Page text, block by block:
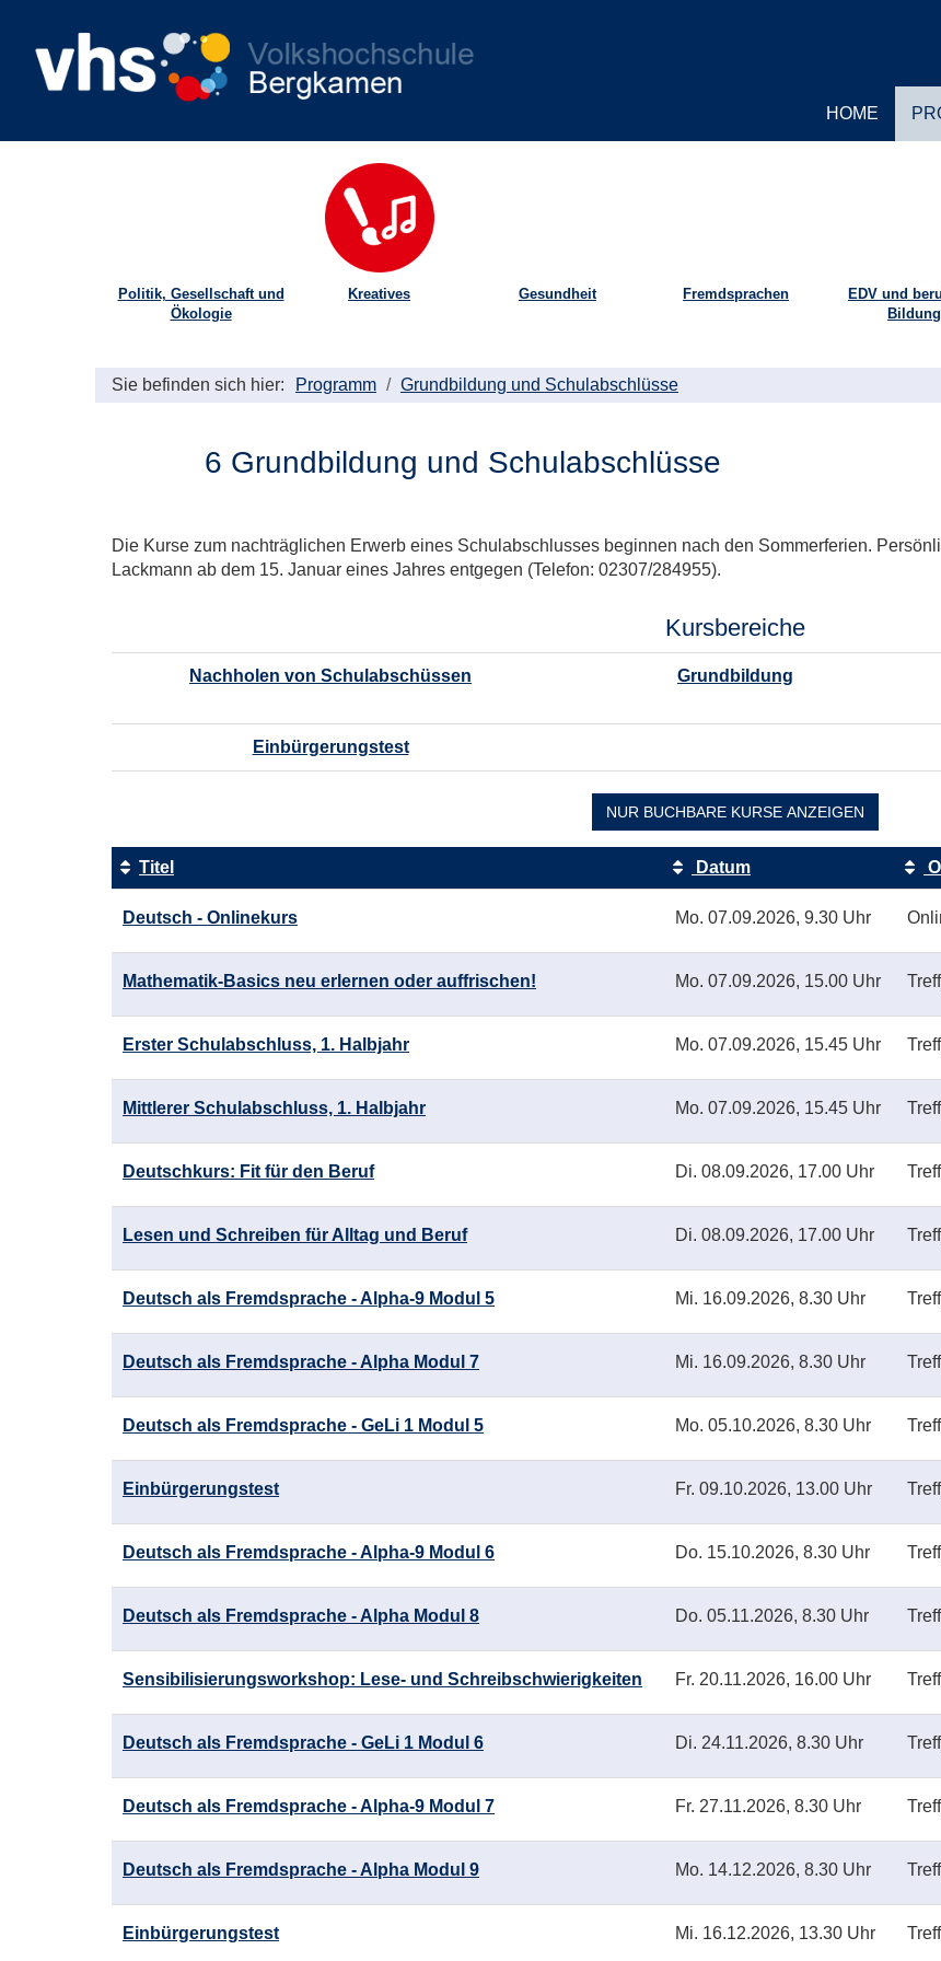
HOME
Politik, Gesellschaft und
Ökologie
Kreatives Gesundheit Fremdsprachen
EDV und
Bildung
Sie befinden sich hier: Programm Grundbildung und Schulabschlüsse
6 Grundbildung und Schulabschlüsse
Die Kurse zum nachträglichen Erwerb eines Schulabschlusses beginnen nach den Sommerferien.
Lackmann ab dem 15. Januar eines Jahres entgegen (Telefon: 02307/284955).
Kursbereiche
Nachholen von Schulabschüssen Grundbildung
Einbürgerungstest
NUR BUCHBARE KURSE ANZEIGEN
Tabellenüberschriften
sortiert
werden.
Titel Datum
Deutsch - Onlinekurs
Mo. 07.09.2026, 9.30 Uhr
Mathematik-Basics neu erlernen oder auffrischen! Mo. 07.09.2026, 15.00 Uhr
Erster Schulabschluss, 1. Halbjahr Mo. 07.09.2026, 15.45 Uhr
Mittlerer Schulabschluss, 1. Halbjahr Mo. 07.09.2026, 15.45 Uhr
Deutschkurs: Fit für den Beruf Di. 08.09.2026, 17.00 Uhr
Lesen und Schreiben für Alltag und Beruf Di. 08.09.2026, 17.00 Uhr
Deutsch als Fremdsprache - Alpha-9 Modul 5 Mi. 16.09.2026, 8.30 Uhr
Deutsch als Fremdsprache - Alpha Modul 7 Mi. 16.09.2026, 8.30 Uhr
Deutsch als Fremdsprache - GeLi 1 Modul 5 Mo. 05.10.2026, 8.30 Uhr
Einbürgerungstest Fr. 09.10.2026, 13.00 Uhr
Deutsch als Fremdsprache - Alpha-9 Modul 6 Do. 15.10.2026, 8.30 Uhr
Deutsch als Fremdsprache - Alpha Modul 8 Do. 05.11.2026, 8.30 Uhr
Sensibilisierungsworkshop: Lese- und Schreibschwierigkeiten Fr. 20.11.2026, 16.00 Uhr
Deutsch als Fremdsprache - GeLi 1 Modul 6 Di. 24.11.2026, 8.30 Uhr
Deutsch als Fremdsprache - Alpha-9 Modul 7 Fr. 27.11.2026, 8.30 Uhr
Deutsch als Fremdsprache - Alpha Modul 9 Mo. 14.12.2026, 8.30 Uhr
Einbürgerungstest Mi. 16.12.2026, 13.30 Uhr